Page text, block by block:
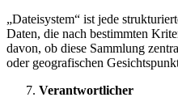
„Dateisystem“ ist jede
Daten, die nach bestimmten
davon, ob diese Sammlung
oder geografischen
Verantwortlicher